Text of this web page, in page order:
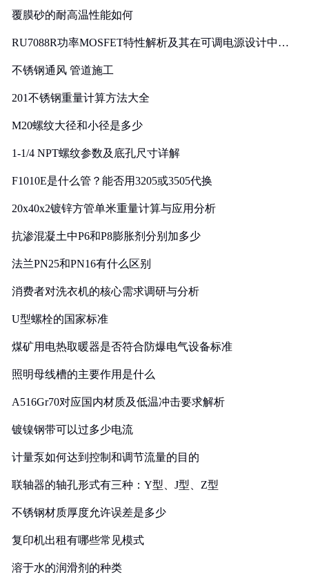
覆膜砂的耐高温性能如何
RU7088R功率MOSFET特性解析及其在可调电源设计中的
不锈钢通风 管道施工
201不锈钢重量计算方法大全
M20螺纹大径和小径是多少
1-1/4 NPT螺纹参数及底孔尺寸详解
F1010E是什么管？能否用3205或3505代换
20x40x2镀锌方管单米重量计算与应用分析
抗渗混凝土中P6和P8膨胀剂分别加多少
法兰PN25和PN16有什么区别
消费者对洗衣机的核心需求调研与分析
U型螺栓的国家标准
煤矿用电热取暖器是否符合防爆电气设备标准
照明母线槽的主要作用是什么
A516Gr70对应国内材质及低温冲击要求解析
镀镍钢带可以过多少电流
计量泵如何达到控制和调节流量的目的
联轴器的轴孔形式有三种：Y型、J型、Z型
不锈钢材质厚度允许误差是多少
复印机出租有哪些常见模式
溶于水的润滑剂的种类